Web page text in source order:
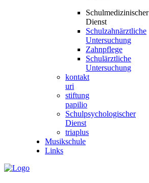
Schulmedizinischer
Dienst
Schulzahnärztliche
Untersuchung
Zahnpflege
Schulärztliche
Untersuchung
kontakt
uri
stiftung
papilio
Schulpsychologischer
Dienst
triaplus
Musikschule
Links